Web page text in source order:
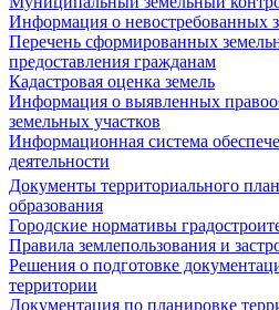
Информация о невостребованных
Перечень сформированных
предоставления гражданам
Кадастровая оценка земель
Информация о выявленных
земельных участков
Информационная система
деятельности
Документы территориального
образования
Городские нормативы
Правила землепользования и
Решения о подготовке
территории
Документация по планировке